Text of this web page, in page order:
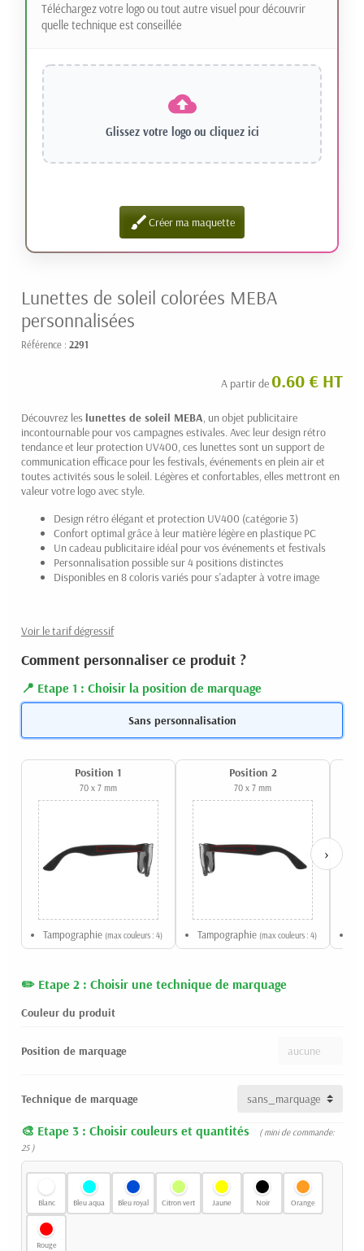
Téléchargez votre logo ou tout autre visuel pour découvrir
quelle technique est conseillée
Glissez votre logo ou cliquez ici
brushCréer ma maquette
Lunettes de soleil colorées MEBA
personnalisées
Référence : 2291
A partir de 0.60 € HT
Découvrez leslunettes de soleil MEBA , un objet publicitaire
incontournable pour vos campagnes estivales. Avec leur design rétro
tendance et leur protection UV400, ces lunettes sont un support de
communication efficace pour les festivals, événements en plein air et
toutes activités sous le soleil. Légères et confortables, elles mettront en
valeur votre logo avec style.
Design rétro élégant et protection UV400 (catégorie 3)
Confort optimal grâce à leur matière légère en plastique PC
Un cadeau publicitaire idéal pour vos événements et festivals
Personnalisation possible sur 4 positions distinctes
Disponibles en 8 coloris variés pour s'adapter à votre image
Voir le tarif dégressif
Comment personnaliser ce produit ?
Etape 1 : Choisir la position de marquage
Sans personnalisation
Position 1
70 x 7 mm
Tampographie (max couleurs : 4)
Position 2
70 x 7 mm
Tampographie (max couleurs : 4)
›
Etape 2 : Choisir une technique de marquage
Couleur du produit
Position de marquage
Technique de marquage
Etape 3 : Choisir couleurs et quantités
( mini de commande:
25 )
Blanc Bleu aqua Bleu royal Citron vert Jaune Noir Orange
Rouge